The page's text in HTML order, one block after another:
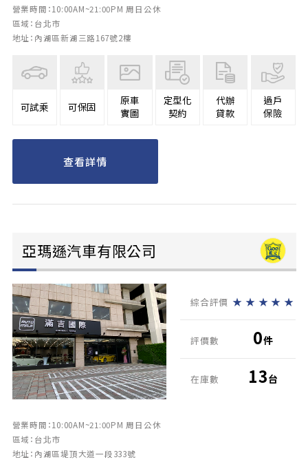
營業時間：10:00AM~21:00PM 周日公休
區域：台北市
地址：內湖區新湖三路167號2樓
可試乘 可保固
原車
實圖
定型化
契約
代辦
貸款
過戶
保險
查看詳情
亞瑪遜汽車有限公司
營業時間：10:00AM~21:00PM 周日公休
區域：台北市
地址：內湖區堤頂大道一段333號
綜合評價 ★ ★ ★ ★ ★
評價數 0件
在庫數 13台